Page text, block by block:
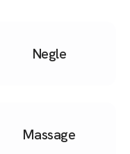
Negle
Massage